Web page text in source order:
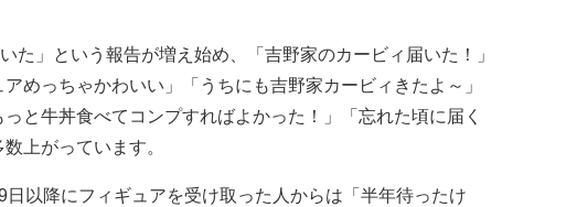
」という報告が増え始め、「吉野家のカービィ届いた！」
めっちゃかわいい」「うちにも吉野家カービィきたよ～」
と牛丼食べてコンプすればよかった！」「忘れた頃に届く
上がっています。
以降にフィギュアを受け取った人からは「半年待ったけ